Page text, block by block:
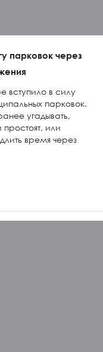
парковок через
вступило в силу
парковок.
угадывать,
или
время через